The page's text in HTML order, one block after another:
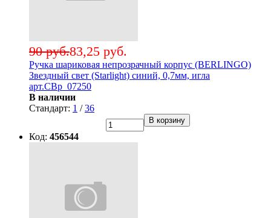
83,25 руб.
90 руб.
Ручка шариковая непрозрачный корпус (BERLINGO)
Звездный свет (Starlight) синий, 0,7мм, игла
арт.CBp_07250
В наличии
Стандарт: 1 /36
В корзину
Код: 456544